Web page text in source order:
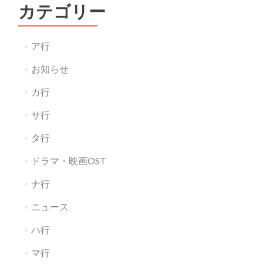
カテゴリー
ア行
お知らせ
カ行
サ行
タ行
ドラマ・映画OST
ナ行
ニュース
ハ行
マ行